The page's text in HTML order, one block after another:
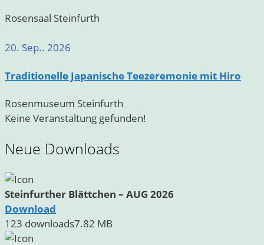
Rosensaal Steinfurth
20. Sep.. 2026
Traditionelle Japanische Teezeremonie mit Hiro
Rosenmuseum Steinfurth
Keine Veranstaltung gefunden!
Neue Downloads
Steinfurther Blättchen – AUG 2026
Download
123 downloads7.82 MB